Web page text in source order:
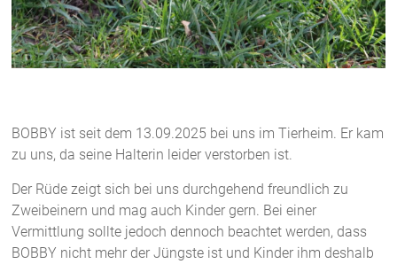
BOBBY ist seit dem 13.09.2025 bei uns im Tierheim. Er kam
zu uns, da seine Halterin leider verstorben ist.
Der Rüde zeigt sich bei uns durchgehend freundlich zu
Zweibeinern und mag auch Kinder gern. Bei einer
Vermittlung sollte jedoch dennoch beachtet werden, dass
BOBBY nicht mehr der Jüngste ist und Kinder ihm deshalb